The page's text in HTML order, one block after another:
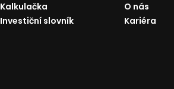
Kalkulačka
Investiční slovník
O nás
Kariéra